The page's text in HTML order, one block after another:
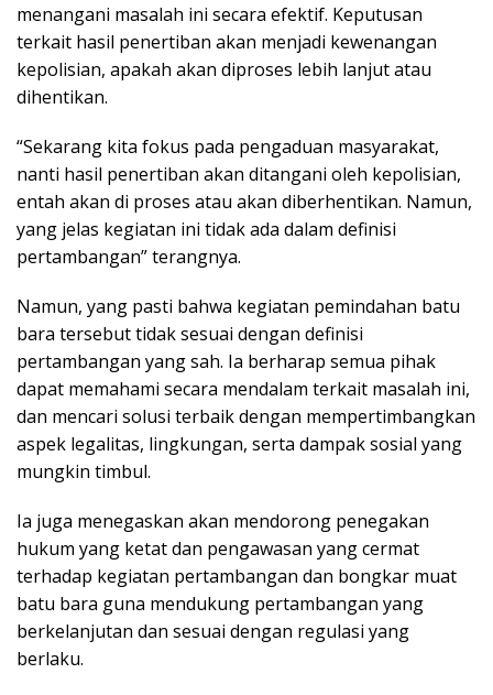
menangani masalah ini secara efektif. Keputusan
terkait hasil penertiban akan menjadi kewenangan
kepolisian, apakah akan diproses lebih lanjut atau
dihentikan.
“Sekarang kita fokus pada pengaduan masyarakat,
nanti hasil penertiban akan ditangani oleh kepolisian,
entah akan di proses atau akan diberhentikan. Namun,
yang jelas kegiatan ini tidak ada dalam definisi
pertambangan” terangnya.
Namun, yang pasti bahwa kegiatan pemindahan batu
bara tersebut tidak sesuai dengan definisi
pertambangan yang sah. Ia berharap semua pihak
dapat memahami secara mendalam terkait masalah ini,
dan mencari solusi terbaik dengan mempertimbangkan
aspek legalitas, lingkungan, serta dampak sosial yang
mungkin timbul.
Ia juga menegaskan akan mendorong penegakan
hukum yang ketat dan pengawasan yang cermat
terhadap kegiatan pertambangan dan bongkar muat
batu bara guna mendukung pertambangan yang
berkelanjutan dan sesuai dengan regulasi yang
berlaku.